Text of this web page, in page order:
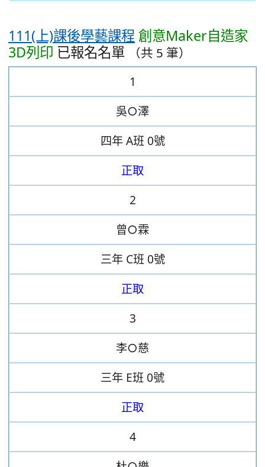
111(上)課後學藝課程 創意Maker自造家
3D列印 已報名名單 （共 5 筆）
1
吳○澤
四年 A班 0號
正取
2
曾○霖
三年 C班 0號
正取
3
李○慈
三年 E班 0號
正取
4